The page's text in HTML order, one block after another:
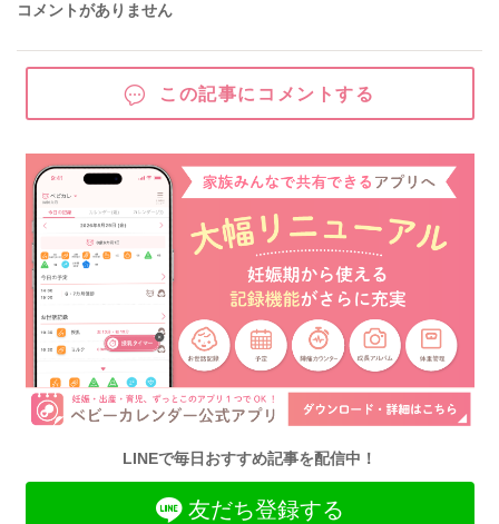
コメントがありません
この記事にコメントする
LINEで毎日おすすめ記事を配信中！
友だち登録する